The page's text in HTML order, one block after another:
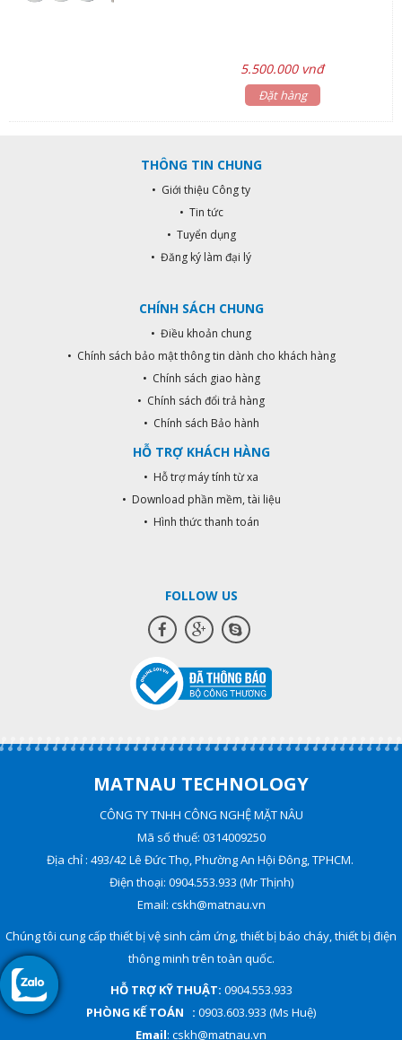
5.500.000 vnđ
Đặt hàng
THÔNG TIN CHUNG
• Giới thiệu Công ty
• Tin tức
• Tuyển dụng
• Đăng ký làm đại lý
CHÍNH SÁCH CHUNG
• Điều khoản chung
• Chính sách bảo mật thông tin dành cho khách hàng
• Chính sách giao hàng
• Chính sách đổi trả hàng
• Chính sách Bảo hành
HỖ TRỢ KHÁCH HÀNG
• Hỗ trợ máy tính từ xa
• Download phần mềm, tài liệu
• Hình thức thanh toán
FOLLOW US
MATNAU TECHNOLOGY
CÔNG TY TNHH CÔNG NGHỆ MẶT NÂU
Mã số thuế: 0314009250
Địa chỉ : 493/42 Lê Đức Thọ, Phường An Hội Đông, TPHCM.
Điện thoại: 0904.553.933 (Mr Thịnh)
Email: cskh@matnau.vn
Chúng tôi cung cấp thiết bị vệ sinh cảm ứng, thiết bị báo cháy, thiết bị điện
thông minh trên toàn quốc.
HỖ TRỢ KỸ THUẬT: 0904.553.933
PHÒNG KẾ TOÁN : 0903.603.933 (Ms Huệ)
Email: cskh@matnau.vn